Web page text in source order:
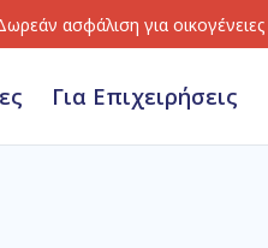
ασφάλιση για οικογένειες
Για Επιχειρήσεις